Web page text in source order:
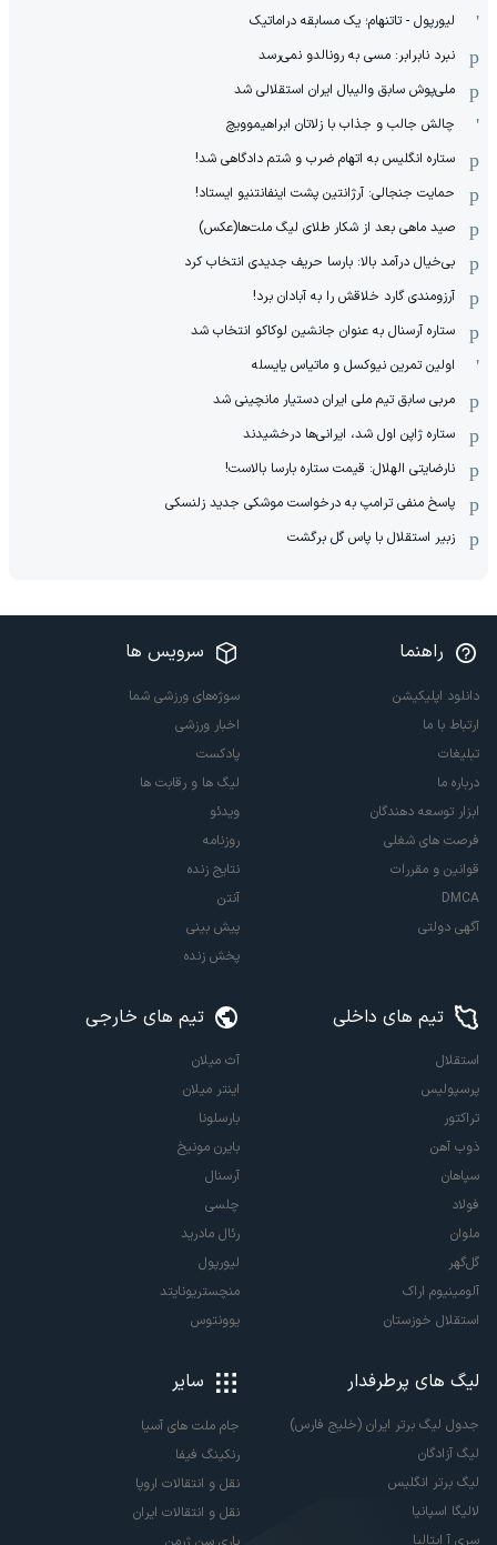
لیورپول - تاتنهام؛ یک مسابقه دراماتیک
نبرد نابرابر: مسی به رونالدو نمی‌رسد
ملی‌پوش سابق والیبال ایران استقلالی شد
چالش جالب و جذاب با زلاتان ابراهیموویچ
ستاره انگلیس به اتهام ضرب و شتم دادگاهی شد!
حمایت جنجالی: آرژانتین پشت اینفانتنیو ایستاد!
صید ماهی بعد از شکار طلای لیگ ملت‌ها(عکس)
بی‌خیال درآمد بالا: بارسا حریف جدیدی انتخاب کرد
آرزومندی گارد خلاقش را به آبادان برد!
ستاره آرسنال به عنوان جانشین لوکاکو انتخاب شد
اولین تمرین نیوکسل و ماتیاس یایسله
مربی سابق تیم ملی ایران دستیار مانچینی شد
ستاره ژاپن اول شد، ایرانی‌ها درخشیدند
نارضایتی الهلال: قیمت ستاره بارسا بالاست!
پاسخ منفی ترامپ به درخواست موشکی جدید زلنسکی
زبیر استقلال با پاس گل برگشت
راهنما
دانلود اپلیکیشن
ارتباط با ما
تبلیغات
درباره ما
ابزار توسعه دهندگان
فرصت های شغلی
قوانین و مقررات
DMCA
آگهی دولتی
سرویس ها
سوژه‌های ورزشی شما
اخبار ورزشی
پادکست
لیگ ها و رقابت ها
ویدئو
روزنامه
نتایج زنده
آنتن
پیش بینی
پخش زنده
تیم های داخلی
استقلال
پرسپولیس
تراکتور
ذوب آهن
سپاهان
فولاد
ملوان
گل‌گهر
آلومینیوم اراک
استقلال خوزستان
تیم های خارجی
آث میلان
اینتر میلان
بارسلونا
بایرن مونیخ
آرسنال
چلسی
رئال مادرید
لیورپول
منچستریونایتد
یوونتوس
لیگ های پرطرفدار
جدول لیگ برتر ایران (خلیج فارس)
لیگ آزادگان
لیگ برتر انگلیس
لالیگا اسپانیا
سری آ ایتالیا
سایر
جام ملت های آسیا
رنکینگ فیفا
نقل و انتقالات اروپا
نقل و انتقالات ایران